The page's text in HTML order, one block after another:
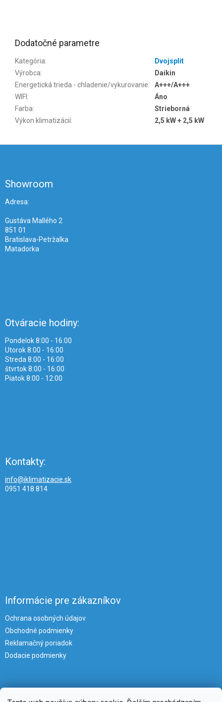
Dodatočné parametre
Kategória:
Dvojsplit
Výrobca:
Daikin
Energetická trieda - chladenie/vykurovanie:
A+++/A+++
WIFI:
Áno
Farba:
Strieborná
Výkon klimatizácií: 2,5 kW + 2,5 kW
Showroom
Adresa:
Gustáva Mallého 2
851 01
Bratislava-Petržalka
Matadorka
Otváracie hodiny:
Pondelok 8:00 - 16:00
Utorok 8:00 - 16:00
Streda 8:00 - 16:00
štvrtok 8:00 - 16:00
Piatok 8:00 - 12:00
Kontakty:
info@iklimatizacie.sk
0951 418 814
Informácie pre zákazníkov
Ochrana osobných údajov
Obchodné podmienky
Reklamačný poriadok
Dodacie podmienky